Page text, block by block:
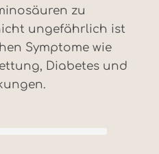
zu
ungefährlich ist
Symptome wie
Diabetes und